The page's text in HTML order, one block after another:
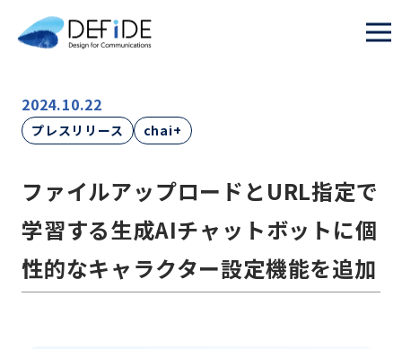
2024.10.22
プレスリリース chai+
ファイルアップロードとURL指定で
学習する生成AIチャットボットに個
性的なキャラクター設定機能を追加